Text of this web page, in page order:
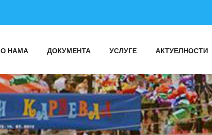
О НАМА ДОКУМЕНТА УСЛУГЕ АКТУЕЛНОСТИ